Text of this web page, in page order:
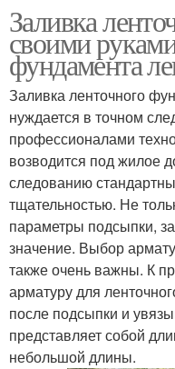
Заливка
своими
фундамента
Заливка ленточного
нуждается в точном
профессионалами
возводится под жилое
следованию
тщательностью. Не
параметры подсыпки,
значение. Выбор
также очень важны. К
арматуру для
после подсыпки и
представляет собой
небольшой длины.